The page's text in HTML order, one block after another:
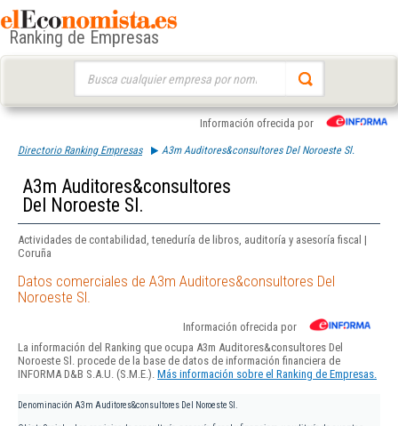
Ranking de Empresas
Información ofrecida por
Directorio Ranking Empresas A3m Auditores&consultores Del Noroeste Sl.
A3m Auditores&consultores
Del Noroeste Sl.
Actividades de contabilidad, teneduría de libros, auditoría y asesoría fiscal |
Coruña
Datos comerciales de A3m Auditores&consultores Del
Noroeste Sl.
Información ofrecida por
La información del Ranking que ocupa A3m Auditores&consultores Del
Noroeste Sl. procede de la base de datos de información financiera de
INFORMA D&B S.A.U. (S.M.E.). Más información sobre el Ranking de Empresas.
Denominación A3m Auditores&consultores Del Noroeste Sl.